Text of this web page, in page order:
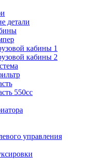
детали
кабины 1
кабины 2
550cc
управления